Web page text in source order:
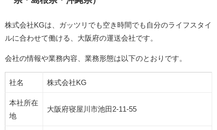
株式会社KGは、ガッツリでも空き時間でも自分のライフスタイ
ルに合わせて働ける、大阪府の運送会社です。
会社の情報や業務内容、業務形態は以下のとおりです。
社名 株式会社KG
本社所在
地
大阪府寝屋川市池田2-11-55